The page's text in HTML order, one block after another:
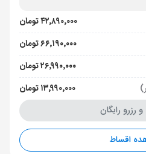
۴۲٬۸۹۰٬۰۰۰ تومان
۶۶٬۱۹۰٬۰۰۰ تومان
۲۶٬۹۹۰٬۰۰۰ تومان
۱۳٬۹۹۰٬۰۰۰ تومان
رزرو رایگان
اقساط